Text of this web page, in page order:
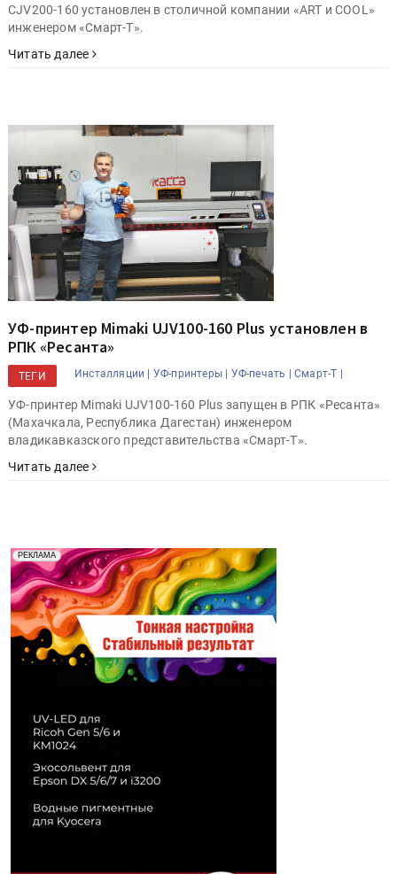
CJV200-160 установлен в столичной компании «ART и COOL»
инженером «Смарт-Т».
Читать далее
УФ-принтер Mimaki UJV100-160 Plus установлен в
РПК «Ресанта»
ТЕГИ Инсталляции | УФ-принтеры | УФ-печать | Смарт-Т |
УФ-принтер Mimaki UJV100-160 Plus запущен в РПК «Ресанта»
(Махачкала, Республика Дагестан) инженером
владикавказского представительства «Смарт-Т».
Читать далее
РЕКЛАМА
Реклама. Рекламодатель ООО "Передовые Системы
Печати" erid: 2SDnjd2d4Qz